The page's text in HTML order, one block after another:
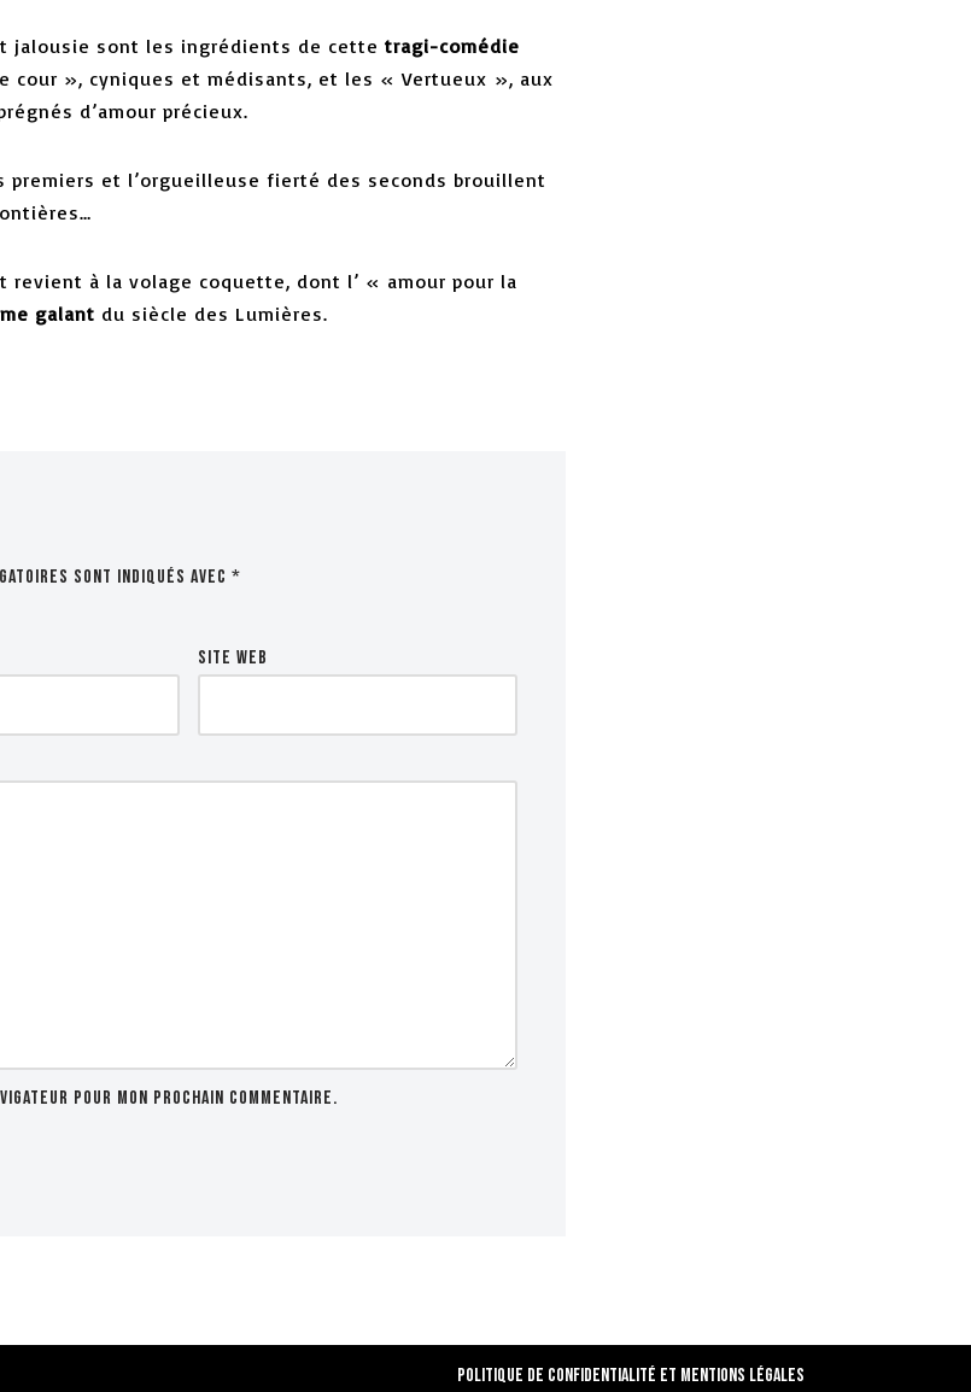
jalousie sont les ingrédients de cette tragi-comédie
cour », cyniques et médisants, et les « Vertueux », aux
d’amour précieux.
premiers et l’orgueilleuse fierté des seconds brouillent
revient à la volage coquette, dont l’ « amour pour la
galant du siècle des Lumières.
sont indiqués avec *
Site web
pour mon prochain commentaire.
Politique de confidentialité et Mentions Légales